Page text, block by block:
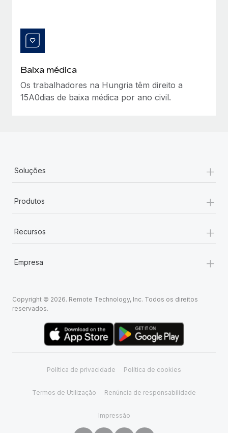
Baixa médica
Os trabalhadores na Hungria têm direito a
15A0dias de baixa médica por ano civil.
Soluções +
Produtos +
Recursos +
Empresa +
Copyright © 2026. Remote Technology, Inc. Todos os direitos
reservados.
Política de privacidade Política de cookies
Termos de Utilização Renúncia de responsabilidade
Impressão